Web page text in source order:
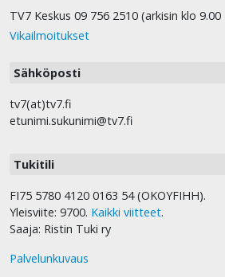
TV7 Keskus 09 756 2510 (arkisin klo
Vikailmoitukset
Sähköposti
tv7(at)tv7.fi
etunimi.sukunimi@tv7.fi
Tukitili
FI75 5780 4120 0163 54 (OKOYFIHH).
Yleisviite: 9700. Kaikki viitteet.
Saaja: Ristin Tuki ry
Palvelunkuvaus